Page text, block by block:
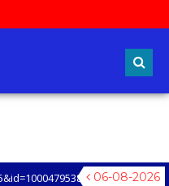
06-08-2026